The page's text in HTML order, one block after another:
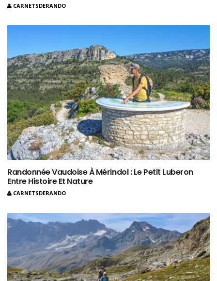
CARNETSDERANDO
Randonnée Vaudoise À Mérindol : Le Petit Luberon
Entre Histoire Et Nature
CARNETSDERANDO